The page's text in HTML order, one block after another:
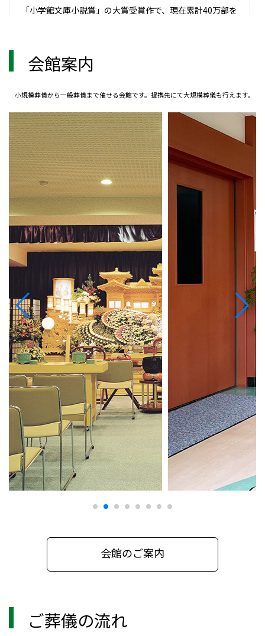
「小学館文庫小説賞」の大賞受賞作で、現在累計40万部を
本田隆朗脚本のもと、日本最高峰のスタッフ・キャストに
て実写映画化。
能力に目を付けた指南役の葬祭プランナーがタッグを組
み、「最高の葬儀」を目指す
ストーリーです。
『ほどなく、お別れです』2月6日（金）全国公開
https://hodonaku-movie.toho.co.jp/
(映画『ほどなく、お別れです』とタイアップのお知ら
せ 【全葬連】)
お知らせ
2025.08.30
「カープ骨壺」のご案内
「カープ骨壺」は、４００年以上の歴史を持つ長崎県の波
佐見焼から生まれました。 匠の技を今に受け継ぐ“現代の名
工”が作り上げました。 カープファンだった故人様を、いつ
でも思い出していただけるよう、 ぜひともご提案させてい
ただきたい逸品です。
(「カープ骨壺」のご案内：7.5MB)
お知らせ
2025.08.30
「カープコラボ柩」のご案内
ファンにとってカープは人生と共にある存在です。勝敗に一
喜一憂し、優勝をともに祝い、たゆまぬ努力で果敢に立ち
向かう選手たちを心から応援し続ける。こうした「生きが
い」や「生きる糧」に包まれ人生の最期を迎えることは、
故人だけでなくご遺族にとっても必ず「よいおくり」となる
はずです。「カープが大好きだった〇〇さんらしいね」「そ
ういえば○○さんとカープを見に行った時こんなこと
が…」お柩をきっかけに皆が思い出を語ることが出来れ
いただきたい一心で、このお柩をご提案させていただきま
2025.03.31
会館案内
小規模葬儀から一般葬儀まで催せる会館です。提携先にて大規模葬儀も行えます。
会館のご案内
ご葬儀の流れ